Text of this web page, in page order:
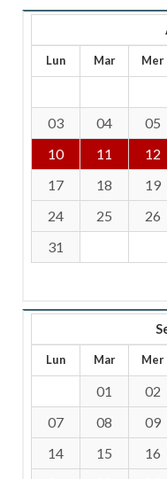
Lun Mar Mer
03
04 05
10
11 12
17
18 19
24
25 26
31
Lun Mar Mer
01 02
07
08 09
14
15 16